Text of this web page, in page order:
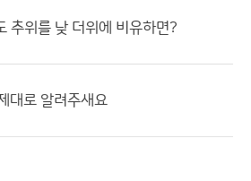
추위를 낮 더위에 비유하면?
대로 알려주새요